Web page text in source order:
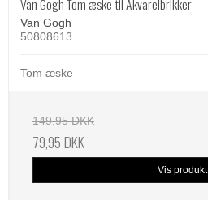
Van Gogh Tom æske til Akvarelbrikker
Van Gogh
50808613
Tom æske
149,95 DKK
79,95 DKK
Vis produkt